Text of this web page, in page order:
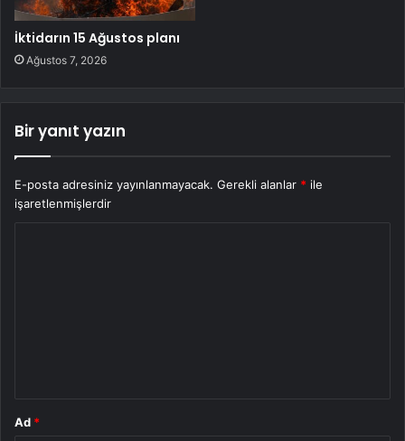
İktidarın 15 Ağustos planı
Ağustos 7, 2026
Bir yanıt yazın
E-posta adresiniz yayınlanmayacak. Gerekli alanlar * ile
işaretlenmişlerdir
Ad *